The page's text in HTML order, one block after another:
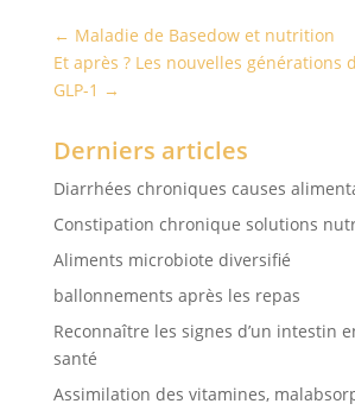
← Maladie de Basedow et nutrition
Et après ? Les nouvelles générations
GLP-1 →
Derniers articles
Diarrhées chroniques causes
Constipation chronique solutions
Aliments microbiote diversifié
ballonnements après les repas
Reconnaître les signes d’un intestin
santé
Assimilation des vitamines,